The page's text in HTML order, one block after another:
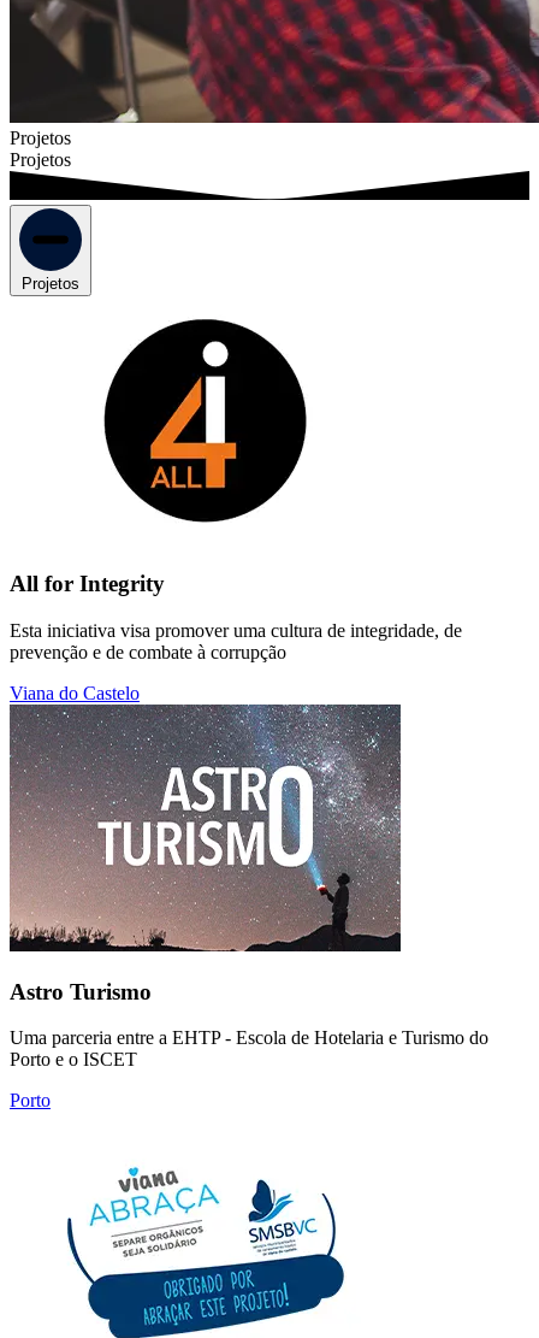
Projetos
Projetos
Projetos
All for Integrity
Esta iniciativa visa promover uma cultura de integridade, de
prevenção e de combate à corrupção
Viana do Castelo
Astro Turismo
Uma parceria entre a EHTP - Escola de Hotelaria e Turismo do
Porto e o ISCET
Porto